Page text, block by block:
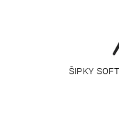
ŠIPKY